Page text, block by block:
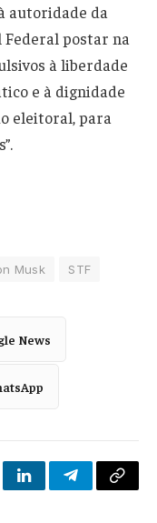
autoridade da
postar na
à liberdade
e à dignidade
eleitoral, para
Musk STF
News
LinkedInTelegramCopy